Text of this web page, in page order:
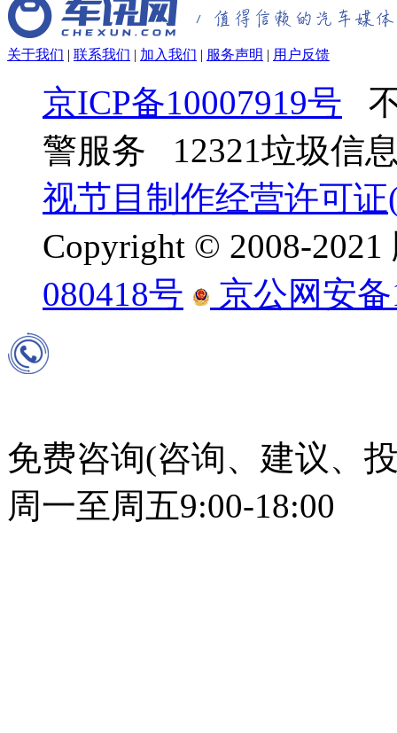
关于我们 | 联系我们 | 加入我们 | 服务声明 | 用户反馈
京ICP备10007919号
警服务 12321垃圾信
视节目制作经营许可证
Copyright © 2008-
080418号
京公网安备
免费咨询(咨询、建议、
周一至周五9:00-18:00